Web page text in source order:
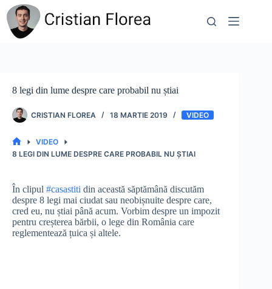
Sari
conținut
8 legi din lume despre care probabil nu știai
CRISTIAN FLOREA 18 MARTIE 2019 VIDEO
PRIMA
VIDEO
8 LEGI DIN LUME DESPRE CARE PROBABIL NU ȘTIAI
În clipul #casastiti din această săptămână discutăm
despre 8 legi mai ciudat sau neobișnuite despre care,
cred eu, nu știai până acum. Vorbim despre un impozit
pentru creșterea bărbii, o lege din România care
reglementează țuica și altele.